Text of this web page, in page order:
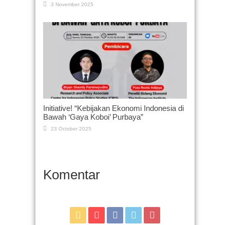
3 November 2025
Initiative! “Kebijakan Ekonomi Indonesia di
Bawah ‘Gaya Koboi’ Purbaya”
23 October 2025
Komentar